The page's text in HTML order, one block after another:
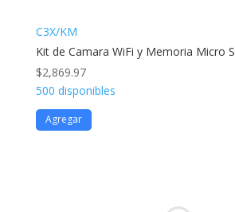
C3X/KM
Kit de Camara WiFi y Memoria Micro
$2,869.97
500 disponibles
Agregar